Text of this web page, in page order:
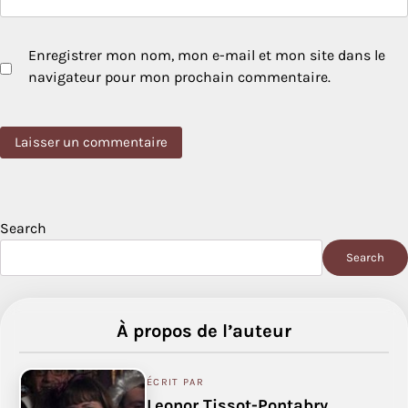
Enregistrer mon nom, mon e-mail et mon site dans le
navigateur pour mon prochain commentaire.
Search
Search
À propos de l’auteur
ÉCRIT PAR